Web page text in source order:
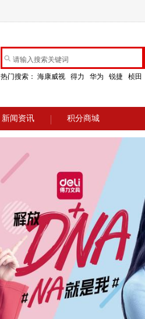
热门搜索： 海康威视 得力 华为 锐捷 桢田
新闻资讯 积分商城